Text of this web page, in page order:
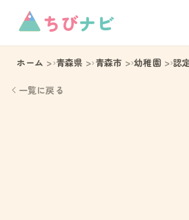
ちびナビ
ホーム 青森県 青森市 幼稚園 認
一覧に戻る